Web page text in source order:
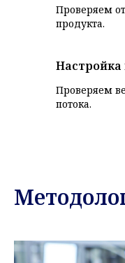
Проверяем
продукта.
Проверяем
потока.